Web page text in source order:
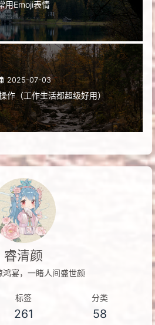
用Emoji表情
2025-07-03
作（工作生活都超级好用）
睿清颜
鸿宴，一睹人间盛世颜
标签
261
分类
58